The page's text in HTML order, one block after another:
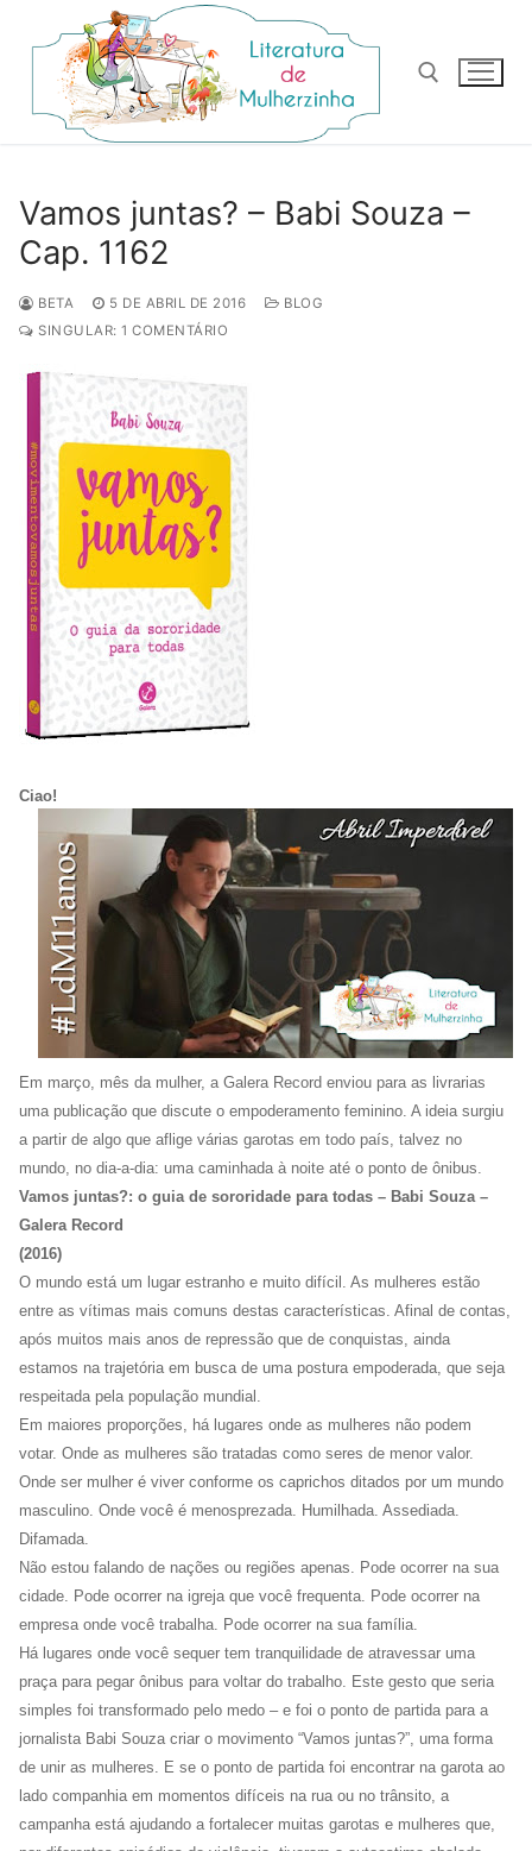
para
conteúdo
Vamos juntas? – Babi Souza –
Cap. 1162
BETA 5 DE ABRIL DE 2016
BLOG
SINGULAR: 1 COMENTÁRIO
Ciao!
Em março, mês da mulher, a Galera Record enviou para as livrarias
uma publicação que discute o empoderamento feminino. A ideia surgiu
a partir de algo que aflige várias garotas em todo país, talvez no
mundo, no dia-a-dia: uma caminhada à noite até o ponto de ônibus.
Vamos juntas?: o guia de sororidade para todas – Babi Souza –
Galera Record
(2016)
O mundo está um lugar estranho e muito difícil. As mulheres estão
entre as vítimas mais comuns destas características. Afinal de contas,
após muitos mais anos de repressão que de conquistas, ainda
estamos na trajetória em busca de uma postura empoderada, que seja
respeitada pela população mundial.
Em maiores proporções, há lugares onde as mulheres não podem
votar. Onde as mulheres são tratadas como seres de menor valor.
Onde ser mulher é viver conforme os caprichos ditados por um mundo
masculino. Onde você é menosprezada. Humilhada. Assediada.
Difamada.
Não estou falando de nações ou regiões apenas. Pode ocorrer na sua
cidade. Pode ocorrer na igreja que você frequenta. Pode ocorrer na
empresa onde você trabalha. Pode ocorrer na sua família.
Há lugares onde você sequer tem tranquilidade de atravessar uma
praça para pegar ônibus para voltar do trabalho. Este gesto que seria
simples foi transformado pelo medo – e foi o ponto de partida para a
jornalista Babi Souza criar o movimento “Vamos juntas?”, uma forma
de unir as mulheres. E se o ponto de partida foi encontrar na garota ao
lado companhia em momentos difíceis na rua ou no trânsito, a
campanha está ajudando a fortalecer muitas garotas e mulheres que,